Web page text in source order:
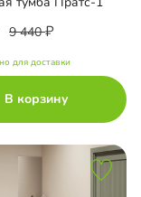
9 440
для доставки
В корзину